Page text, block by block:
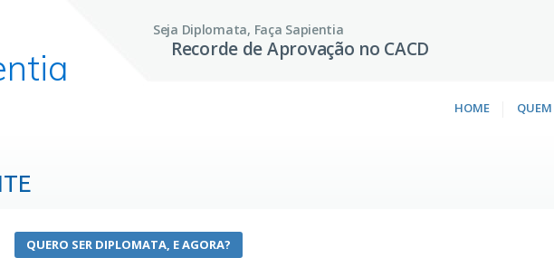
Seja Diplomata, Faça Sapientia
Recorde de Aprovação no CACD
HOME
QUERO SER DIPLOMATA, E AGORA?